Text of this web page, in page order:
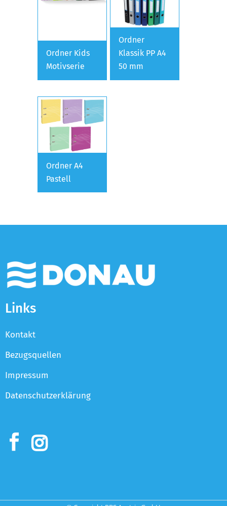
Ordner Kids
Motivserie
Ordner
Klassik PP A4
50 mm
Ordner A4
Pastell
Links
Kontakt
Bezugsquellen
Impressum
Datenschutzerklärung